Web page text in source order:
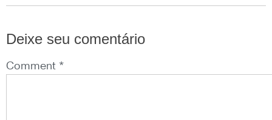
Deixe seu comentário
Comment *